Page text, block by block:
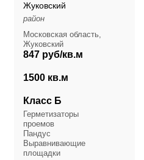
Жуковский
район
Московская область,
Жуковский
847 руб/кв.м
1500 кв.м
Класс Б
Герметизаторы
проемов
Пандус
Выравнивающие
площадки